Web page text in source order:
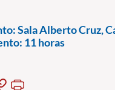
Sala Alberto Cruz,
11 horas